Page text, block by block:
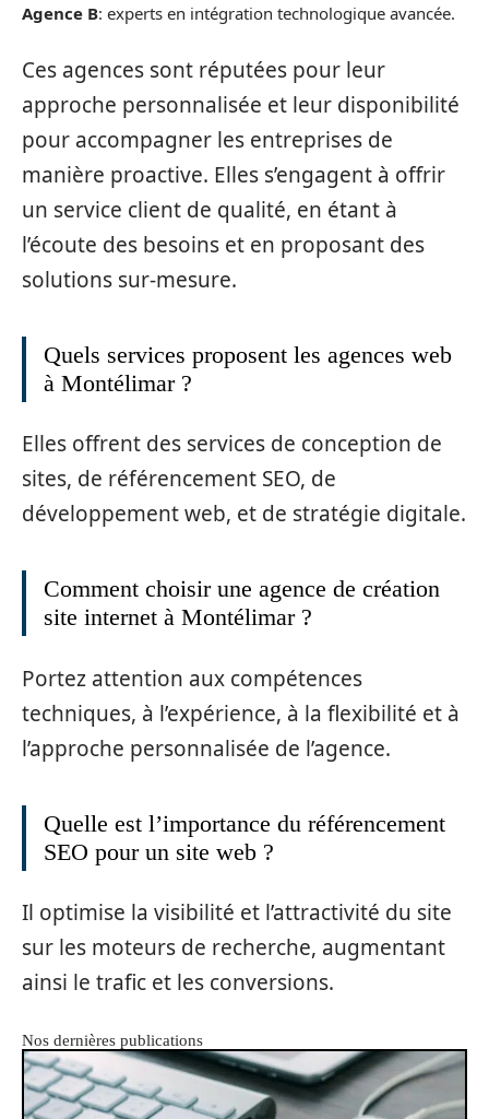
Agence B: experts en intégration technologique avancée.
Ces agences sont réputées pour leur
approche personnalisée et leur disponibilité
pour accompagner les entreprises de
manière proactive. Elles s’engagent à offrir
un service client de qualité, en étant à
l’écoute des besoins et en proposant des
solutions sur-mesure.
Quels services proposent les agences web
à Montélimar ?
Elles offrent des services de conception de
sites, de référencement SEO, de
développement web, et de stratégie digitale.
Comment choisir une agence de création
site internet à Montélimar ?
Portez attention aux compétences
techniques, à l’expérience, à la flexibilité et à
l’approche personnalisée de l’agence.
Quelle est l’importance du référencement
SEO pour un site web ?
Il optimise la visibilité et l’attractivité du site
sur les moteurs de recherche, augmentant
ainsi le trafic et les conversions.
Nos dernières publications